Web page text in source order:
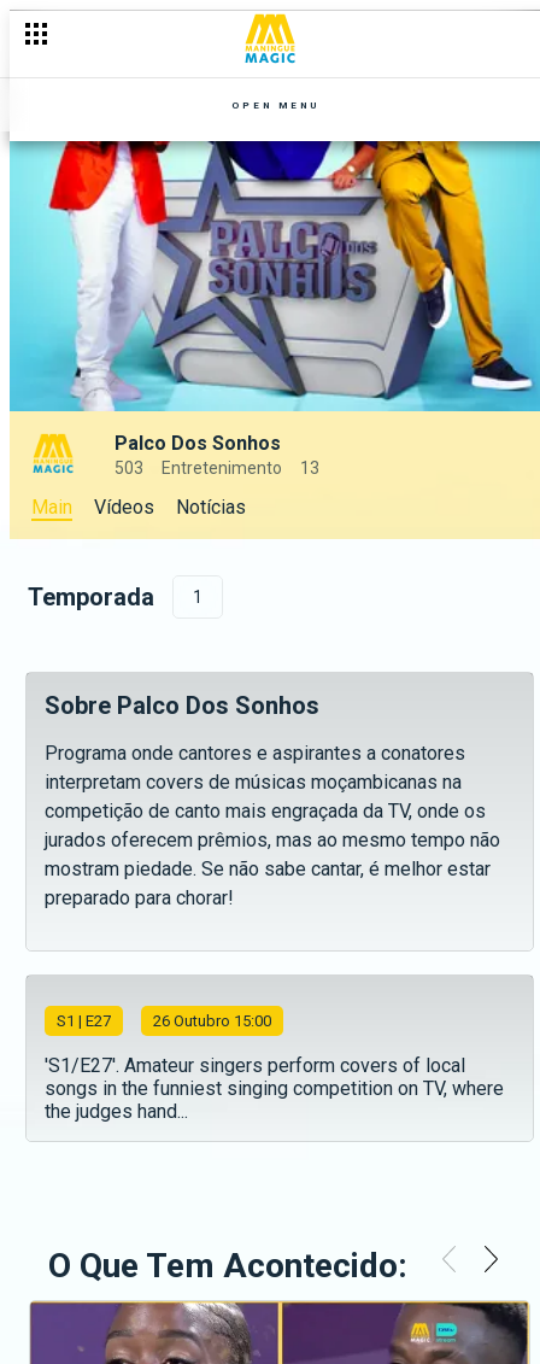
OPEN MENU
Palco Dos Sonhos
503 Entretenimento 13
Main Vídeos Notícias
Temporada 1
Sobre Palco Dos Sonhos
Programa onde cantores e aspirantes a conatores
interpretam covers de músicas moçambicanas na
competição de canto mais engraçada da TV, onde os
jurados oferecem prêmios, mas ao mesmo tempo não
mostram piedade. Se não sabe cantar, é melhor estar
preparado para chorar!
S1 | E27 26 Outubro 15:00
'S1/E27'. Amateur singers perform covers of local
songs in the funniest singing competition on TV, where
the judges hand...
O Que Tem Acontecido: